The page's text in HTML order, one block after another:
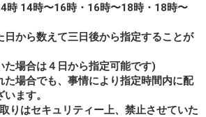
時 14時〜16時・16時〜18時・18時〜
日から数えて三日後から指定することが
た場合は４日から指定可能です)
た場合でも、事情により指定時間内に配
ます。
りはセキュリティー上、禁止させていた